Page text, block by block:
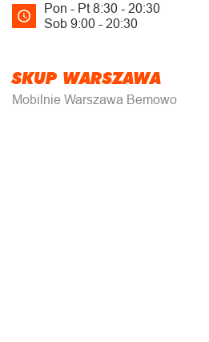
Pon - Pt 8:30 - 20:30
Sob 9:00 - 20:30
SKUP WARSZAWA
Mobilnie Warszawa Bemowo